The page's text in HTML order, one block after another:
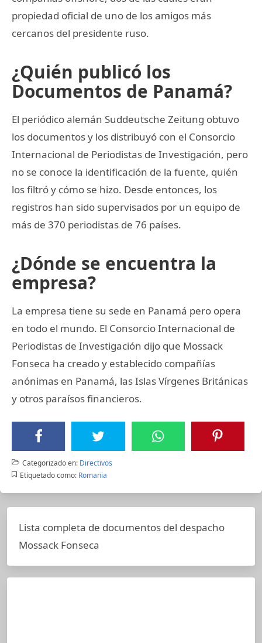
propiedad oficial de uno de los amigos más
cercanos del presidente ruso.
¿Quién publicó los
Documentos de Panamá?
El periódico alemán Suddeutsche Zeitung obtuvo
los documentos y los distribuyó con el Consorcio
Internacional de Periodistas de Investigación, pero
no se conoce la identificación de la fuente, quién
los filtró y cómo se hizo. Desde entonces, los
registros han sido supervisados por un equipo de
más de 370 periodistas de 76 países.
¿Dónde se encuentra la
empresa?
La empresa tiene su sede en Panamá pero opera
en todo el mundo. El Consorcio Internacional de
Periodistas de Investigación dijo que Mossack
Fonseca ha creado y establecido compañías
anónimas en Panamá, las Islas Vírgenes Británicas
y otros paraísos financieros.
Categorizado en: Directivos
Etiquetado como: Romania
Lista completa de documentos del despacho
Mossack Fonseca